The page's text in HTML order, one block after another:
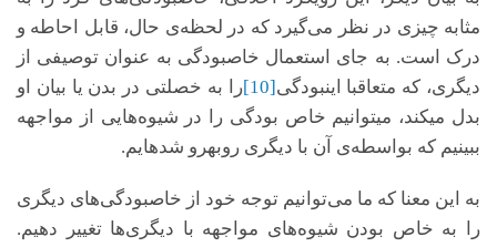
مثابه چیزی در نظر می‌گیرد که در لحظه‌ی حال، قابل احاطه و
درک است. به جای استعمال خاص­بودگی به عنوان توصیفی از
دیگری، که متعاقبا این­بودگی[10]
را به خصلتی در بدن یا بیان او
بدل می­کند، می­توانیم خاص بودگی را در شیوه‌هایی از مواجهه
ببینیم که بواسطه‌ی آن‌ با دیگری روبه­رو شده­ایم.
به این معنا که ما می‌توانیم توجه خود از خاص­بودگی‌های دیگری
را به خاص بودن شیوه‌های مواجهه با دیگری‌ها تغییر دهیم.